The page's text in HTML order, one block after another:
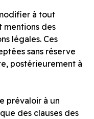
à tout
mentions des
légales. Ces
sans réserve
postérieurement à
prévaloir à un
des clauses des